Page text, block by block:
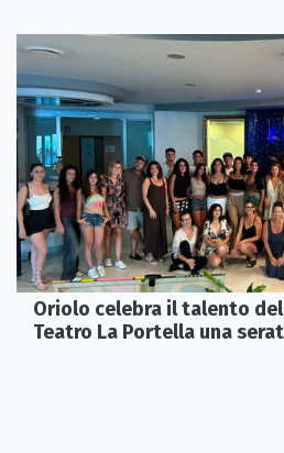
Oriolo celebra il talento
Teatro La Portella una